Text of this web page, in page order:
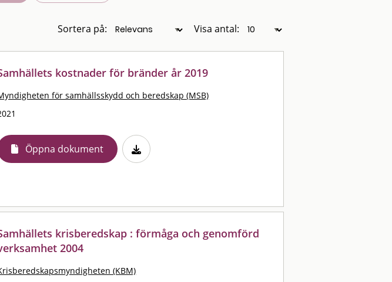
Sortera på: Visa antal:
kostnader för bränder år 2019
för samhällsskydd och beredskap (MSB)
Öppna dokument
krisberedskap : förmåga och genomförd
2004
(KBM)